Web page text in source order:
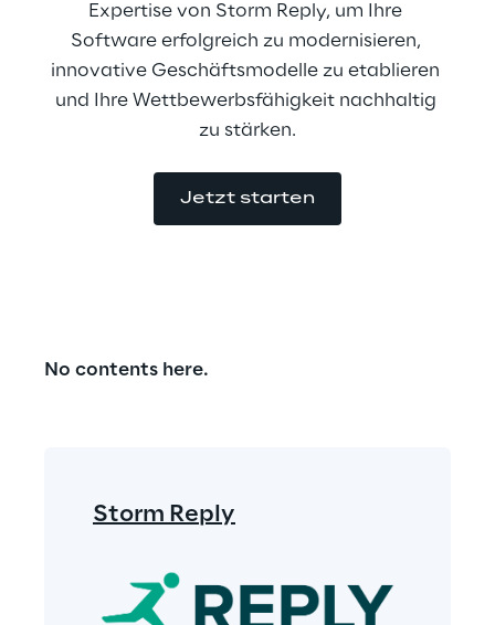
Expertise von Storm Reply, um Ihre
Software erfolgreich zu modernisieren,
innovative Geschäftsmodelle zu etablieren
und Ihre Wettbewerbsfähigkeit nachhaltig
zu stärken.
Jetzt starten
No contents here.
Storm Reply